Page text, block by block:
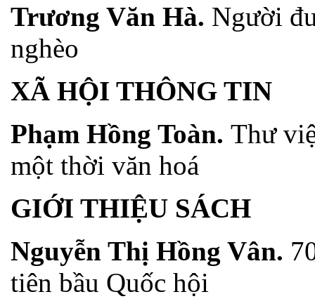
Trương Văn Hà. Người
nghèo
XÃ HỘI THÔNG TIN
Phạm Hồng Toàn. Thư
một thời văn hoá
GIỚI THIỆU SÁCH
Nguyễn Thị Hồng Vân.
tiên bầu Quốc hội